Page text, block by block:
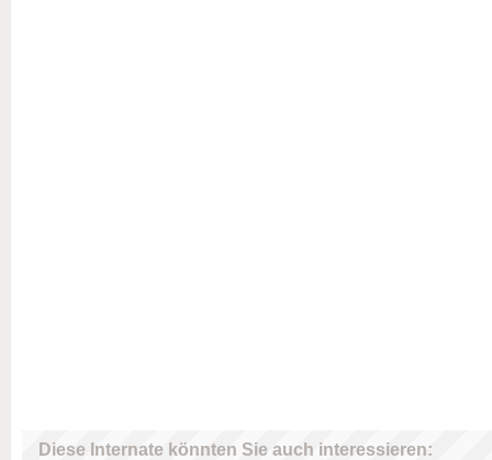
Diese Internate könnten Sie auch interessieren: